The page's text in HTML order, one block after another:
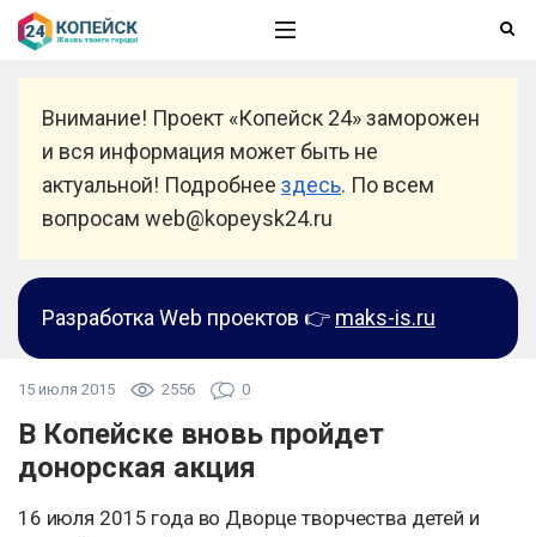
Внимание! Проект «Копейск 24» заморожен
и вся информация может быть не
актуальной! Подробнее здесь. По всем
вопросам web@kopeysk24.ru
Разработка Web проектов 👉 maks-is.ru
15 июля 2015 2556 0
В Копейске вновь пройдет
донорская акция
16 июля 2015 года во Дворце творчества детей и